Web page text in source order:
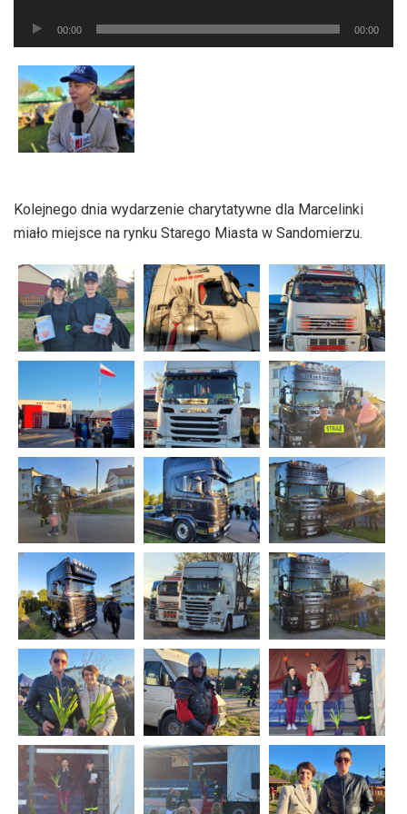
dźwiękowych
Odtwarzacz
plików
dźwiękowych
00:00 00:00
Kolejnego dnia wydarzenie charytatywne dla Marcelinki
miało miejsce na rynku Starego Miasta w Sandomierzu.